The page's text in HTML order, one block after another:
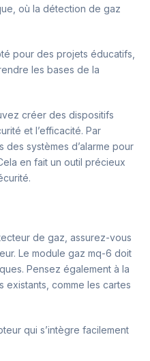
où la détection de gaz
pour des projets éducatifs,
les bases de la
créer des dispositifs
et l’efficacité. Par
systèmes d’alarme pour
en fait un outil précieux
de gaz, assurez-vous
Le module gaz mq-6 doit
Pensez également à la
existants, comme les cartes
qui s’intègre facilement